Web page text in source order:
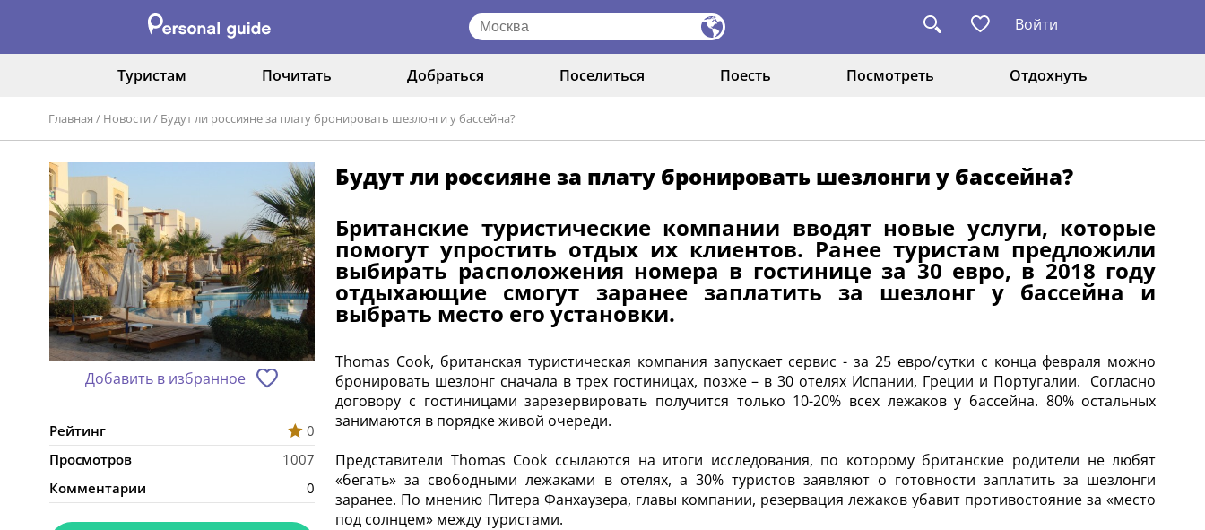
Войти
Туристам Почитать Добраться Поселиться Поесть Посмотреть Отдохнуть
Главная / Новости / Будут ли россияне за плату бронировать шезлонги у бассейна?
Добавить в избранное
Рейтинг
0
Просмотров
1007
Комментарии
0
Будут ли россияне за плату бронировать шезлонги у бассейна?
Британские туристические компании вводят новые услуги, которые
помогут упростить отдых их клиентов. Ранее туристам предложили
выбирать расположения номера в гостинице за 30 евро, в 2018 году
отдыхающие смогут заранее заплатить за шезлонг у бассейна и
выбрать место его установки.
Thomas Cook, британская туристическая компания запускает сервис - за 25 евро/сутки с конца февраля можно
бронировать шезлонг сначала в трех гостиницах, позже – в 30 отелях Испании, Греции и Португалии. Согласно
договору с гостиницами зарезервировать получится только 10-20% всех лежаков у бассейна. 80% остальных
занимаются в порядке живой очереди.
Представители Thomas Cook ссылаются на итоги исследования, по которому британские родители не любят
«бегать» за свободными лежаками в отелях, а 30% туристов заявляют о готовности заплатить за шезлонги
заранее. По мнению Питера Фанхаузера, главы компании, резервация лежаков убавит противостояние за «место
под солнцем» между туристами.